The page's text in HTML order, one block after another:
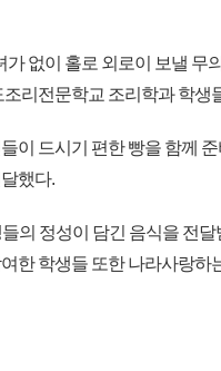
없이 홀로 외로이 보낼 무
리전문학교 조리학과 학생
이 드시기 편한 빵을 함께
했다.
의 정성이 담긴 음식을 전
한 학생들 또한 나라사랑하